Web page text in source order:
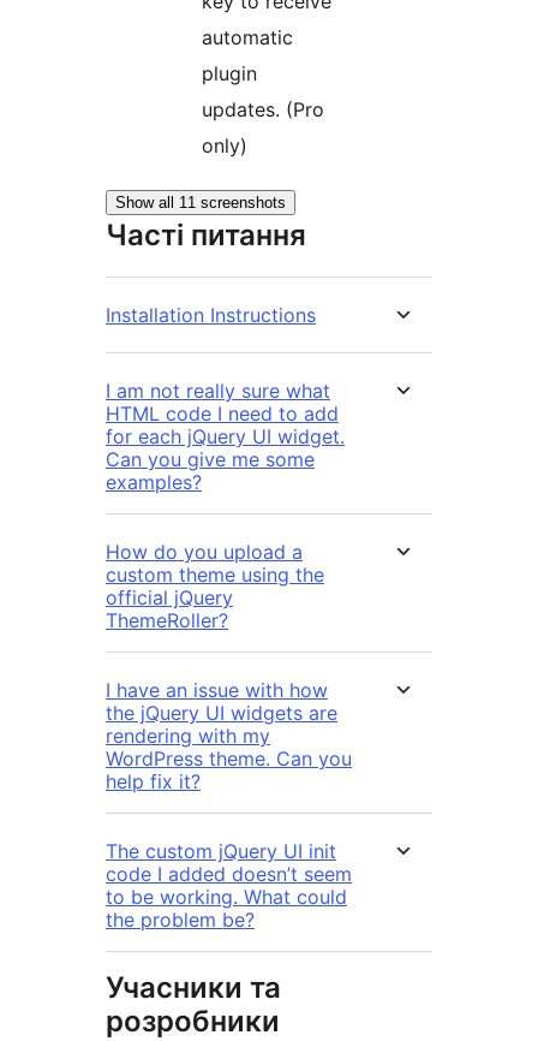
automatic
plugin
updates. (Pro
only)
Show all 11 screenshots
Часті питання
Installation Instructions
I am not really sure what
HTML code I need to add
for each jQuery UI widget.
Can you give me some
examples?
How do you upload a
custom theme using the
official jQuery
ThemeRoller?
I have an issue with how
the jQuery UI widgets are
rendering with my
WordPress theme. Can you
help fix it?
The custom jQuery UI init
code I added doesn’t seem
to be working. What could
the problem be?
Учасники та
розробники